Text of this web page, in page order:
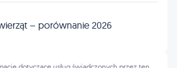
– porównanie 2026